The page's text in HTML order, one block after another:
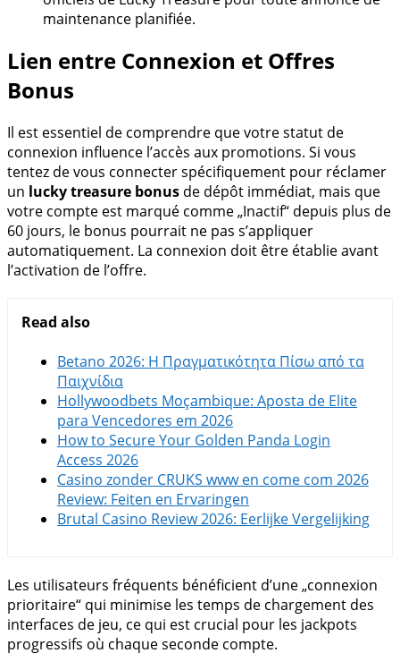
maintenance planifiée.
Lien entre Connexion et Offres
Bonus
Il est essentiel de comprendre que votre statut de
connexion influence l’accès aux promotions. Si vous
tentez de vous connecter spécifiquement pour réclamer
un lucky treasure bonus de dépôt immédiat, mais que
votre compte est marqué comme „Inactif“ depuis plus de
60 jours, le bonus pourrait ne pas s’appliquer
automatiquement. La connexion doit être établie avant
l’activation de l’offre.
Read also
Betano 2026: Η Πραγματικότητα Πίσω από τα
Παιχνίδια
Hollywoodbets Moçambique: Aposta de Elite
para Vencedores em 2026
How to Secure Your Golden Panda Login
Access 2026
Casino zonder CRUKS www en come com 2026
Review: Feiten en Ervaringen
Brutal Casino Review 2026: Eerlijke Vergelijking
Les utilisateurs fréquents bénéficient d’une „connexion
prioritaire“ qui minimise les temps de chargement des
interfaces de jeu, ce qui est crucial pour les jackpots
progressifs où chaque seconde compte.